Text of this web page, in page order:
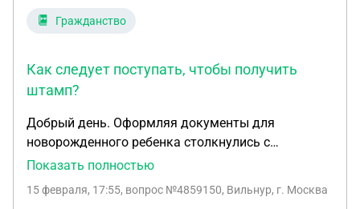
Гражданство
Как следует поступать, чтобы получить
штамп?
Добрый день. Оформляя документы для
новорожденного ребенка столкнулись с
проблемой. Нам отказали ставить штамп о
странице паспорта у отца (конкретнее воинское
Показать полностью
15 февраля, 17:55, вопрос №4859150, Вильнур, г. Москва